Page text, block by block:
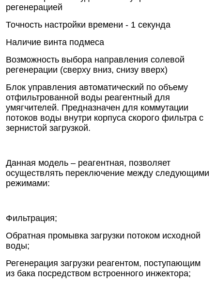
регенерацией
Точность настройки времени - 1 секунда
Наличие винта подмеса
Возможность выбора направления солевой
регенерации (сверху вниз, снизу вверх)
Блок управления автоматический по объему
отфильтрованной воды реагентный для
умягчителей. Предназначен для коммутации
потоков воды внутри корпуса скорого фильтра с
зернистой загрузкой.
Данная модель – реагентная, позволяет
осуществлять переключение между следующими
режимами:
Фильтрация;
Обратная промывка загрузки потоком исходной
воды;
Регенерация загрузки реагентом, поступающим
из бака посредством встроенного инжектора;